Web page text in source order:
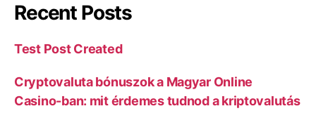
Recent Posts
Test Post Created
Cryptovaluta bónuszok a Magyar Online
Casino-ban: mit érdemes tudnod a kriptovalutás